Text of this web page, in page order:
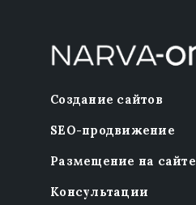
Создание сайтов
SEO-продвижение
Размещение на сайте
Консультации